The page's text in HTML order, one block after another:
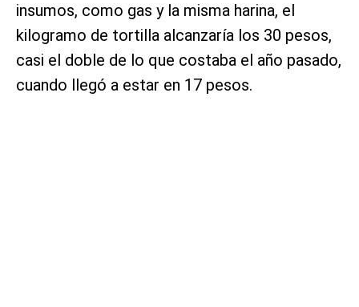
insumos, como gas y la misma harina, el
kilogramo de tortilla alcanzaría los 30 pesos,
casi el doble de lo que costaba el año pasado,
cuando llegó a estar en 17 pesos.